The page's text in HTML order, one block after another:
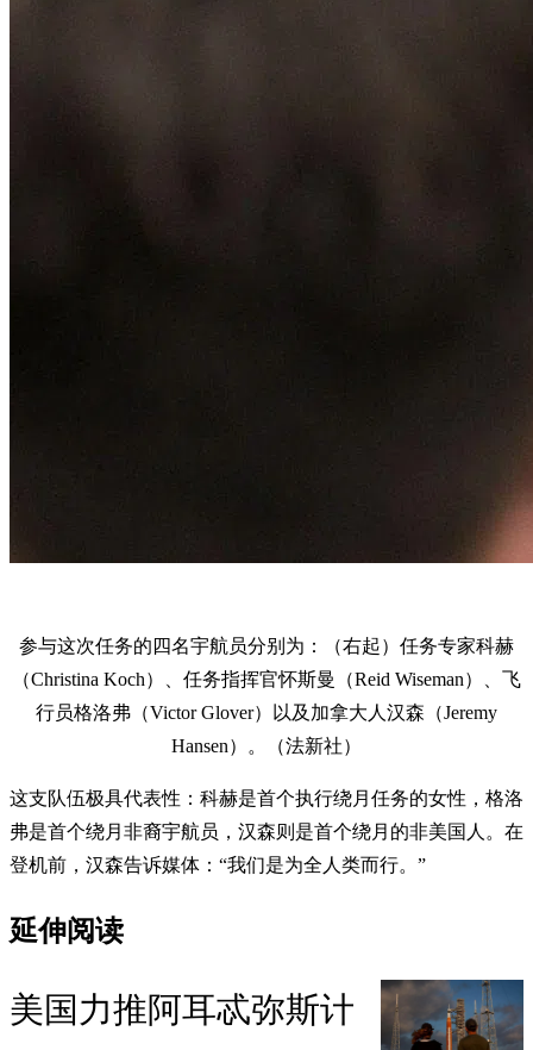
参与这次任务的四名宇航员分别为：（右起）任务专家科赫
（Christina Koch）、任务指挥官怀斯曼（Reid Wiseman）、飞
行员格洛弗（Victor Glover）以及加拿大人汉森（Jeremy
Hansen）。（法新社）
这支队伍极具代表性：科赫是首个执行绕月任务的女性，格洛
弗是首个绕月非裔宇航员，汉森则是首个绕月的非美国人。在
登机前，汉森告诉媒体：“我们是为全人类而行。”
延伸阅读
美国力推阿耳忒弥斯计